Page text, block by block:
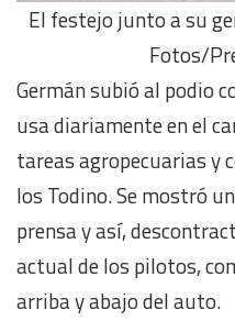
El festejo junto a su
Fotos/
Germán subió al podio
usa diariamente en el
tareas agropecuarias y
los Todino. Se mostró
prensa y así,
actual de los pilotos,
arriba y abajo del auto.